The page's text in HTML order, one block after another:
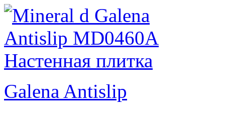
Galena Antislip